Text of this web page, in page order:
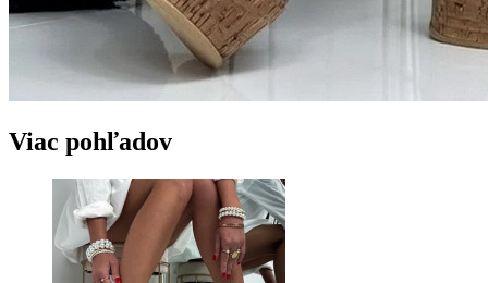
Viac pohľadov